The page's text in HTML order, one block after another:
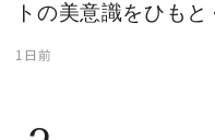
トの美意識をひもと
1日前